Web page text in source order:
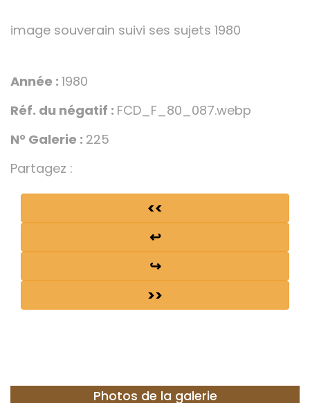
image souverain suivi ses sujets 1980
Année : 1980
Réf. du négatif : FCD_F_80_087.webp
N° Galerie : 225
Partagez :
<<
↩
↪
>>
Photos de la galerie